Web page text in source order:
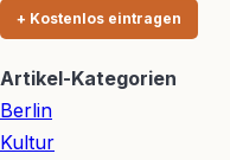
+ Kostenlos eintragen
Artikel-Kategorien
Berlin
Kultur